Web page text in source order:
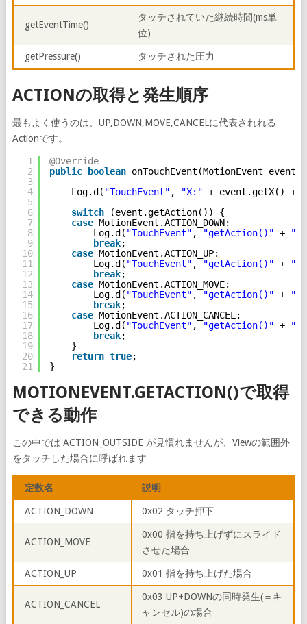
getEventTime()
タッチされていた継続時間(ms単
位)
getPressure() タッチされた圧力
ACTIONの取得と発生順序
最もよく使うのは、UP,DOWN,MOVE,CANCELに代表されれる
Actionです。
1
2
3
4
5
6
7
8
9
10
11
12
13
14
15
16
17
18
19
20
21
@Override
public
boolean onTouchEvent(MotionEvent event)
Log.d( "TouchEvent" , "X:" + event.getX() +
switch
(event.getAction()) {
case MotionEvent.ACTION_DOWN:
Log.d( "TouchEvent" , "getAction()" +
break;
case MotionEvent.ACTION_UP:
Log.d( "TouchEvent" , "getAction()" +
break;
case MotionEvent.ACTION_MOVE:
Log.d( "TouchEvent" , "getAction()" +
break;
case MotionEvent.ACTION_CANCEL:
Log.d( "TouchEvent" , "getAction()" +
break;
}
return true;
}
MOTIONEVENT.GETACTION()で取得
できる動作
この中では ACTION_OUTSIDE が見慣れませんが、Viewの範囲外
をタッチした場合に呼ばれます
定数名 説明
ACTION_DOWN 0x02 タッチ押下
ACTION_MOVE
0x00 指を持ち上げずにスライド
させた場合
ACTION_UP 0x01 指を持ち上げた場合
ACTION_CANCEL
0x03 UP+DOWNの同時発生(＝キ
ャンセル)の場合